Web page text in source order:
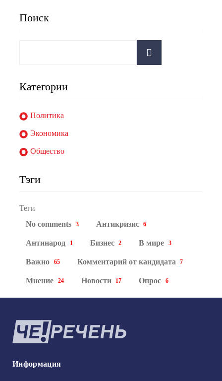
Поиск
Категории
Политика
Экономика
Общество
Тэги
Теги
No comments
3 Антикризис 6
Антинарод 1 Бизнес 2 В мире 3
Важно 65 Комментарий от кандидата 7
Мнение 24 Новости 17 Опрос 6
Информация